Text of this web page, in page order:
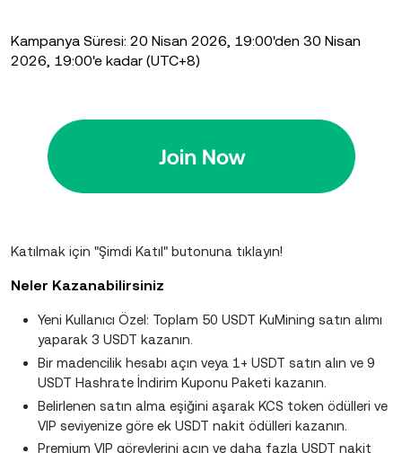
Kampanya Süresi: 20 Nisan 2026, 19:00'den 30 Nisan
2026, 19:00'e kadar (UTC+8)
Katılmak için "Şimdi Katıl" butonuna tıklayın!
Neler Kazanabilirsiniz
Yeni Kullanıcı Özel: Toplam 50 USDT KuMining satın alımı
yaparak 3 USDT kazanın.
Bir madencilik hesabı açın veya 1+ USDT satın alın ve 9
USDT Hashrate İndirim Kuponu Paketi kazanın.
Belirlenen satın alma eşiğini aşarak KCS token ödülleri ve
VIP seviyenize göre ek USDT nakit ödülleri kazanın.
Premium VIP görevlerini açın ve daha fazla USDT nakit